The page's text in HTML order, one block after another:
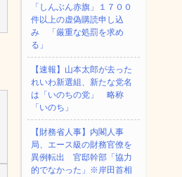
「しんぶん赤旗」１７００
件以上の虚偽購読申し込
み 「厳重な処罰を求め
る」
【速報】山本太郎が去った
れいわ新選組、新たな党名
は「いのちの党」 略称
「いのち」
【財務省人事】内閣人事
局、エース級の財務官僚を
異例転出 官邸幹部「協力
的でなかった」※岸田首相